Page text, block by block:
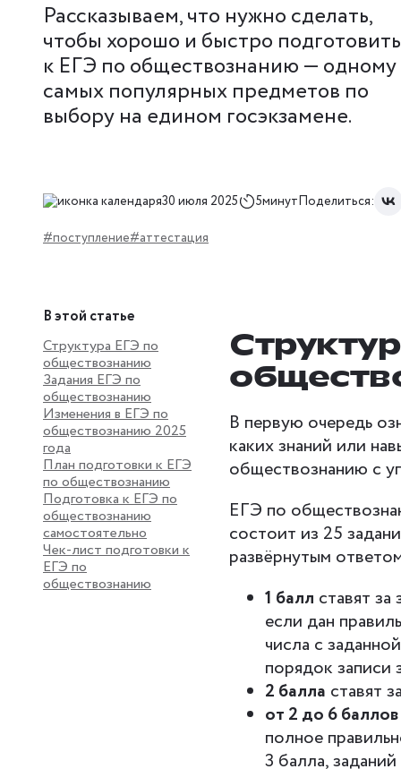
Рассказываем, что нужно сделать,
чтобы хорошо и быстро
к ЕГЭ по обществознанию — одному
самых популярных предметов по
выбору на едином госэкзамене.
30 июля 2025 5минутПоделиться:
#поступление#аттестация
В этой статье
Структура ЕГЭ по
обществознанию
Задания ЕГЭ по
обществознанию
Изменения в ЕГЭ по
обществознанию 2025
года
План подготовки к ЕГЭ
по обществознанию
Подготовка к ЕГЭ по
обществознанию
самостоятельно
Чек-лист подготовки к
ЕГЭ по
обществознанию
В первую очередь
каких знаний или
обществознанию с
ЕГЭ по
состоит из 25
развёрнутым
1 балл ставят
если дан
числа с
порядок записи
2 балла ставят
от 2 до 6 баллов
полное
3 балла,